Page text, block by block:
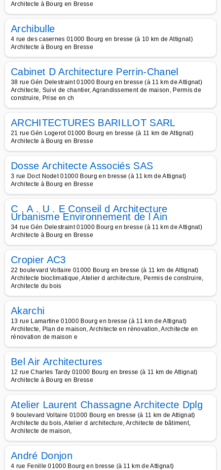
Architecte à Bourg en Bresse
Archibulle
4 rue des casernes 01000 Bourg en bresse (à 10 km de Attignat)
Architecte à Bourg en Bresse
Cabinet D Architecture Perrin-Chanel
38 rue Gén Delestraint 01000 Bourg en bresse (à 11 km de Attignat)
Architecte, Suivi de chantier, Agrandissement de maison, Permis de
construire, Prise en ch
ARCHITECTURES BARILLOT SARL
21 rue Gén Logerot 01000 Bourg en bresse (à 11 km de Attignat)
Architecte à Bourg en Bresse
Dosse Architecte Associés SAS
3 rue Doct Nodet 01000 Bourg en bresse (à 11 km de Attignat)
Architecte à Bourg en Bresse
C . A . U . E Conseil d Architecture
Urbanisme Environnement de l Ain
34 rue Gén Delestraint 01000 Bourg en bresse (à 11 km de Attignat)
Architecte à Bourg en Bresse
Cropier AC3
22 boulevard Voltaire 01000 Bourg en bresse (à 11 km de Attignat)
Architecte bioclimatique, Atelier d architecture, Permis de construire,
Architecte du bois
Akarchi
13 rue Lamartine 01000 Bourg en bresse (à 11 km de Attignat)
Architecte, Plan de maison, Architecte en rénovation, Architecte en
rénovation de maison e
Bel Air Architectures
12 rue Charles Tardy 01000 Bourg en bresse (à 11 km de Attignat)
Architecte à Bourg en Bresse
Atelier Laurent Chassagne Architecte Dplg
9 boulevard Voltaire 01000 Bourg en bresse (à 11 km de Attignat)
Architecte du bois, Atelier d architecture, Architecte de bâtiment,
Architecte de maison,
André Donjon
4 rue Fenille 01000 Bourg en bresse (à 11 km de Attignat)